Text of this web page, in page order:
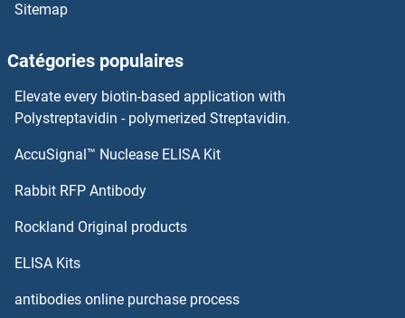
C2orf30 Anticorps
C22ORF39 Anticorps
C22orf28 Anticorps
C4orf43 Anticorps
Sitemap
Catégories populaires
Elevate every biotin-based application with
Polystreptavidin - polymerized Streptavidin.
AccuSignal™ Nuclease ELISA Kit
Rabbit RFP Antibody
Rockland Original products
ELISA Kits
antibodies online purchase process